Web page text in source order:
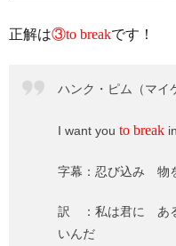
正解は③to breakです！
ハンク・ピム（マイ
I want you to break
字幕：忍び込み 物
訳 ：私は君に ある
いんだ